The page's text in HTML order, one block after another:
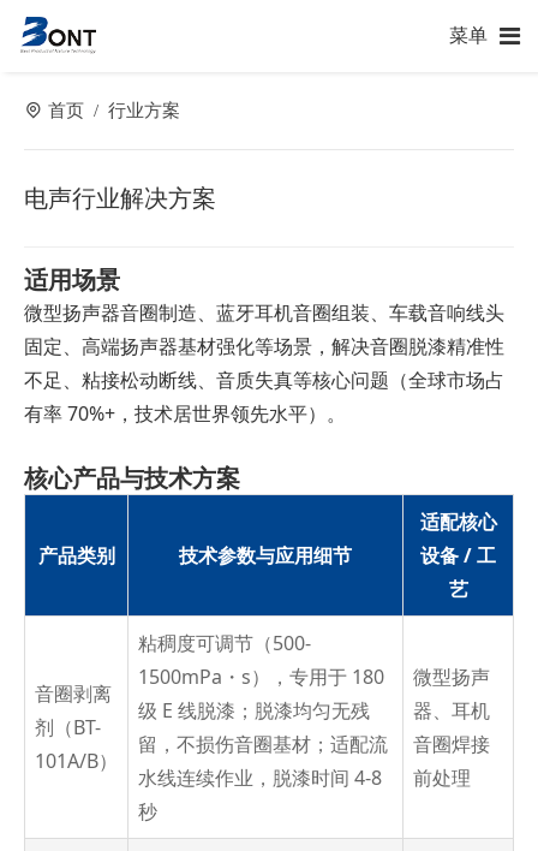
菜单
首页 / 行业方案
电声行业解决方案
适用场景
微型扬声器音圈制造、蓝牙耳机音圈组装、车载音响线头
固定、高端扬声器基材强化等场景，解决音圈脱漆精准性
不足、粘接松动断线、音质失真等核心问题（全球市场占
有率 70%+，技术居世界领先水平）。
核心产品与技术方案
产品类别 技术参数与应用细节
适配核心
设备 / 工
艺
音圈剥离
剂（BT-
101A/B）
粘稠度可调节（500-
1500mPa・s），专用于 180
级 E 线脱漆；脱漆均匀无残
留，不损伤音圈基材；适配流
水线连续作业，脱漆时间 4-8
秒
微型扬声
器、耳机
音圈焊接
前处理